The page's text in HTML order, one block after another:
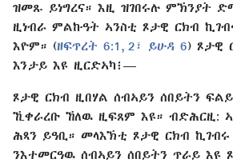
ዝመጹ ይነግረና። እዚ ዝገበሩሉ ምኽንያት
ዚነብራ ምል​ኩዓት ኣንስቲ ጾታዊ ርክብ
እዮም። (ዘፍጥረት 6:1, 2፣ ይሁዳ 6) ጾታዊ
እንታይ እዩ ዚርድኣካ፧⁠—
ጾታዊ ርክብ ዚበሃል ሰብኣይን ሰበይትን
ኺቀራረቡ ኸለዉ ዚፍጸም እዩ። ብድሕርዚ:
ሕጻን ይዓቢ። መላእኽቲ ጾታዊ ርክብ ኪገብሩ
ንእተመርዓዉ ሰብኣይን ሰበይትን ጥራይ እዩ